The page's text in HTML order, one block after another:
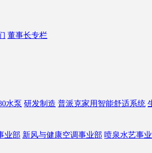
董事长专栏
水泵 研发制造 普派克家用智能舒适系统
业部 新风与健康空调事业部 喷泉水艺事